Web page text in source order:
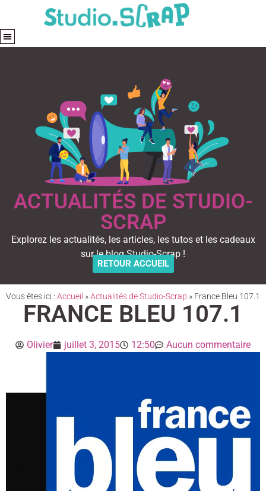
ACTUALITÉS DE STUDIO-
SCRAP
Explorez les actualités, les articles, les tutos et les cadeaux
sur le blog Studio-Scrap !
RETOUR ACCUEIL
Vous êtes ici : Accueil »Actualités de Studio-Scrap » France Bleu 107.1
FRANCE BLEU 107.1
Olivier juillet 3, 2015 12:50 Aucun commentaire